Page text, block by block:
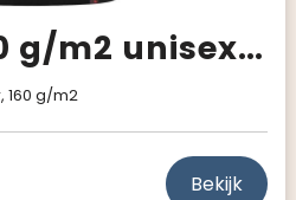
Samurai 160 g/m2 unisex antibacteriële polo met korte mouwen
160 g/m2
Bekijk